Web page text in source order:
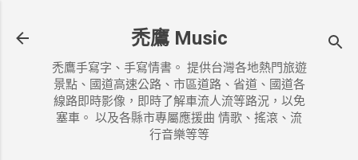
禿鷹 Music
禿鷹手寫字、手寫情書。 提供台灣各地熱門旅遊
景點、國道高速公路、市區道路、省道、國道各
線路即時影像，即時了解車流人流等路況，以免
塞車。 以及各縣市專屬應援曲 情歌、搖滾、流
行音樂等等